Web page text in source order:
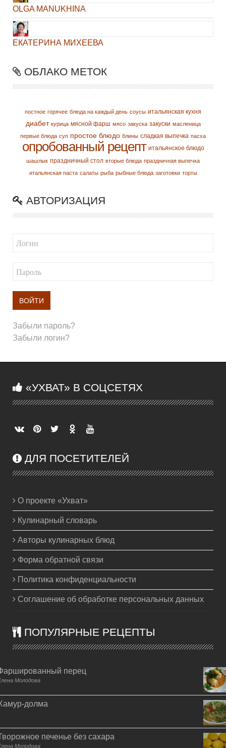
OLGA MANUKHINA
ЕКАТЕРИНА МИХЕЕВА
ОБЛАКО МЕТОК
постное горячее блюда на каждый день соусы итальянская кухня
диабет курица мясной фарш мясо закуска закуски масленица
первые блюда суп простое блюдо блины сладкая выпечка пасха
опробованный рецепт итальянское блюдо
шашлык праздничный стол вторые блюда праздничная выпечка
итальянская паста салаты рыба рыбные блюда заготовки торты
АВТОРИЗАЦИЯ
ВОЙТИ
Забыли пароль?
Забыли логин?
«УХВАТ» В СОЦСЕТЯХ
ДЛЯ ПОСЕТИТЕЛЕЙ
О проекте «Ухват»
Кулинарный словарь
Авторы кулинарных блюд
Форма обратной связи
Политика конфиденциальности
Соглашение об обработке персональных данных
ПОПУЛЯРНЫЕ РЕЦЕПТЫ
перец
Молодова
долма
печенье без сахара
Молодова